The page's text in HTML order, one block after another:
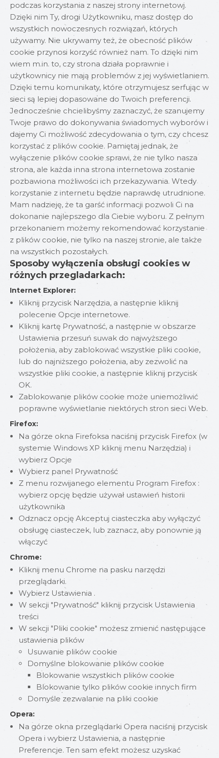
podczas korzystania z naszej strony internetowj.
Dzięki nim Ty, drogi Użytkowniku, masz dostęp do
wszystkich nowoczesnych rozwiązań, których
używamy. Nie ukrywamy też, że obecność plików
cookie przynosi korzyść również nam. To dzięki nim
wiem m.in. to, czy strona działa poprawnie i
użytkownicy nie mają problemów z jej wyświetlaniem.
Dzięki temu komunikaty, które otrzymujesz serfując w
sieci są lepiej dopasowane do Twoich preferencji.
Jednocześnie chcielibyśmy zaznaczyć, że szanujemy
Twoje prawo do dokonywania świadomych wyborów i
dajemy Ci możliwość zdecydowania o tym, czy chcesz
korzystać z plików cookie. Pamiętaj jednak, że
wyłączenie plików cookie sprawi, że nie tylko nasza
strona, ale każda inna strona internetowa zostanie
pozbawiona możliwości ich przekazywania. Wtedy
korzystanie z internetu będzie naprawdę utrudnione.
Mam nadzieję, że ta garść informacji pozwoli Ci na
dokonanie najlepszego dla Ciebie wyboru. Z pełnym
przekonaniem możemy rekomendować korzystanie
z plików cookie, nie tylko na naszej stronie, ale także
na wszystkich pozostałych.
Sposoby wyłączenia obsługi cookies w
różnych przegladarkach:
Internet Explorer:
Kliknij przycisk Narzędzia, a następnie kliknij
polecenie Opcje internetowe.
Kliknij kartę Prywatność, a następnie w obszarze
Ustawienia przesuń suwak do najwyższego
położenia, aby zablokować wszystkie pliki cookie,
lub do najniższego położenia, aby zezwolić na
wszystkie pliki cookie, a następnie kliknij przycisk
OK.
Zablokowanie plików cookie może uniemożliwić
poprawne wyświetlanie niektórych stron sieci Web.
Firefox:
Na górze okna Firefoksa naciśnij przycisk Firefox (w
systemie Windows XP kliknij menu Narzędzia) i
wybierz Opcje
Wybierz panel Prywatność
Z menu rozwijanego elementu Program Firefox :
wybierz opcję będzie używał ustawień historii
użytkownika
Odznacz opcję Akceptuj ciasteczka aby wyłączyć
obsługę ciasteczek, lub zaznacz, aby ponownie ją
włączyć
Chrome:
Kliknij menu Chrome na pasku narzędzi
przeglądarki.
Wybierz Ustawienia .
W sekcji "Prywatność" kliknij przycisk Ustawienia
treści
W sekcji "Pliki cookie" możesz zmienić następujące
ustawienia plików
Usuwanie plików cookie
Domyślne blokowanie plików cookie
Blokowanie wszystkich plików cookie
Blokowanie tylko plików cookie innych firm
Domyśle zezwalanie na pliki cookie
Opera:
Na górze okna przeglądarki Opera naciśnij przycisk
Opera i wybierz Ustawienia, a następnie
Preferencje. Ten sam efekt możesz uzyskać